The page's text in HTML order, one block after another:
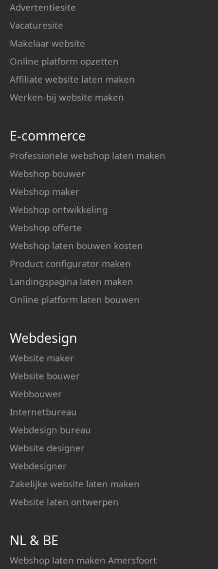
Advertentiesite
Vacaturesite
Makelaar website
Online platform opzetten
Affiliate website laten maken
Werken-bij website maken
E-commerce
Professionele webshop laten maken
Webshop bouwer
Webshop maker
Webshop ontwikkeling
Webshop offerte
Webshop laten bouwen kosten
Product configurator maken
Landingspagina laten maken
Online platform laten bouwen
Webdesign
Website maker
Website bouwer
Webbouwer
Internetbureau
Webdesign bureau
Website designer
Webdesigner
Zakelijke website laten maken
Website laten ontwerpen
NL & BE
Webshop laten maken Amersfoort